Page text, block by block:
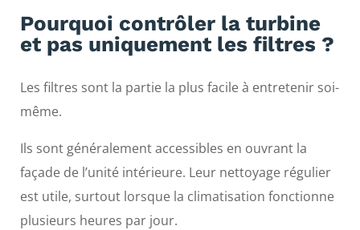
Pourquoi contrôler la turbine
et pas uniquement les filtres ?
Les filtres sont la partie la plus facile à entretenir soi-
même.
Ils sont généralement accessibles en ouvrant la
façade de l’unité intérieure. Leur nettoyage régulier
est utile, surtout lorsque la climatisation fonctionne
plusieurs heures par jour.